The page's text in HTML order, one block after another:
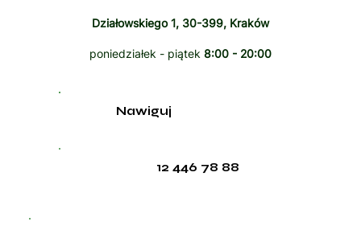
Działowskiego 1, 30-399, Kraków
poniedziałek - piątek 8:00 - 20:00
12 446 78 88
Nawiguj